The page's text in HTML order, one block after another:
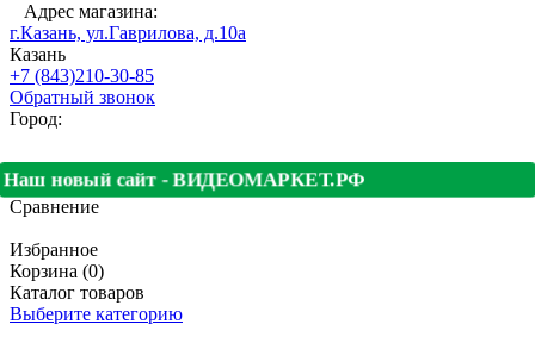
Адрес магазина:
г.Казань, ул.Гаврилова, д.10а
Казань
+7 (843)210-30-85
Обратный звонок
Город:
Наш новый сайт - ВИДЕОМАРКЕТ.РФ
Сравнение
Избранное
Корзина (0)
Каталог товаров
Выберите категорию